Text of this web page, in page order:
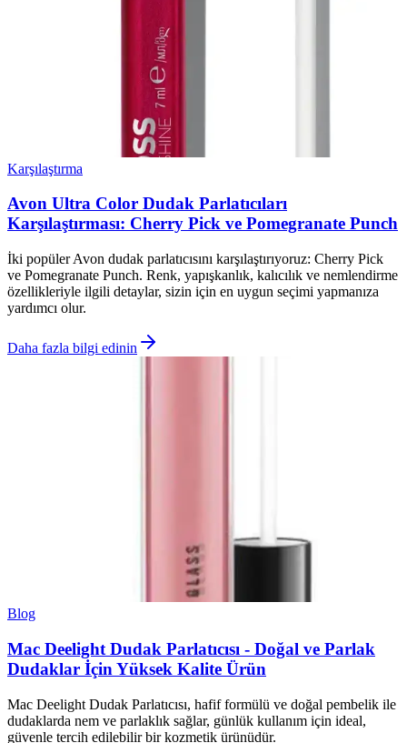
Karşılaştırma
Avon Ultra Color Dudak Parlatıcıları
Karşılaştırması: Cherry Pick ve Pomegranate Punch
İki popüler Avon dudak parlatıcısını karşılaştırıyoruz: Cherry Pick
ve Pomegranate Punch. Renk, yapışkanlık, kalıcılık ve nemlendirme
özellikleriyle ilgili detaylar, sizin için en uygun seçimi yapmanıza
yardımcı olur.
Daha fazla bilgi edinin
Blog
Mac Deelight Dudak Parlatıcısı - Doğal ve Parlak
Dudaklar İçin Yüksek Kalite Ürün
Mac Deelight Dudak Parlatıcısı, hafif formülü ve doğal pembelik ile
dudaklarda nem ve parlaklık sağlar, günlük kullanım için ideal,
güvenle tercih edilebilir bir kozmetik ürünüdür.